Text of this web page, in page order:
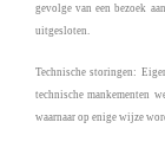
gevolge van een bezoek
uitgesloten.
Technische storingen:
technische mankementen
waarnaar op enige wijze